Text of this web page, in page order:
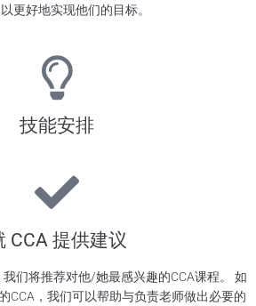
更好地实现他们的目标。
技能安排
CCA 提供建议
们将推荐对他/她最感兴趣的CCA课程。 如
CCA，我们可以帮助与负责老师做出必要的